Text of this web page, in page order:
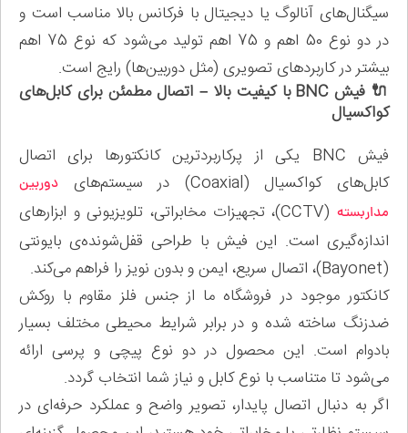
سیگنال‌های آنالوگ یا دیجیتال با فرکانس بالا مناسب است و
در دو نوع 50 اهم و 75 اهم تولید می‌شود که نوع 75 اهم
بیشتر در کاربردهای تصویری (مثل دوربین‌ها) رایج است.
🔌 فیش BNC با کیفیت بالا – اتصال مطمئن برای کابل‌های
کواکسیال
فیش BNC یکی از پرکاربردترین کانکتورها برای اتصال
کابل‌های کواکسیال (Coaxial) در سیستم‌های
دوربین
مداربسته
(CCTV)، تجهیزات مخابراتی، تلویزیونی و ابزارهای
اندازه‌گیری است. این فیش با طراحی قفل‌شونده‌ی بایونتی
(Bayonet)، اتصال سریع، ایمن و بدون نویز را فراهم می‌کند.
کانکتور موجود در فروشگاه ما از جنس فلز مقاوم با روکش
ضدزنگ ساخته شده و در برابر شرایط محیطی مختلف بسیار
بادوام است. این محصول در دو نوع پیچی و پرسی ارائه
می‌شود تا متناسب با نوع کابل و نیاز شما انتخاب گردد.
اگر به دنبال اتصال پایدار، تصویر واضح و عملکرد حرفه‌ای در